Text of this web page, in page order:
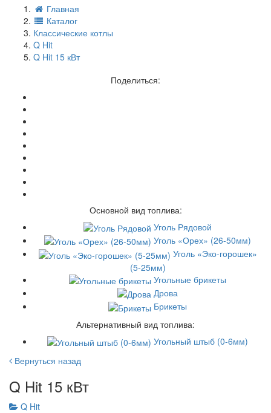
Главная
Каталог
Классические котлы
Q Hit
Q Hit 15 кВт
Поделиться:
Основной вид топлива:
Уголь Рядовой
Уголь «Орех» (26-50мм)
Уголь «Эко-горошек»
(5-25мм)
Угольные брикеты
Дрова
Брикеты
Альтернативный вид топлива:
Угольный штыб (0-6мм)
Вернуться назад
Q Hit 15 кВт
Q Hit